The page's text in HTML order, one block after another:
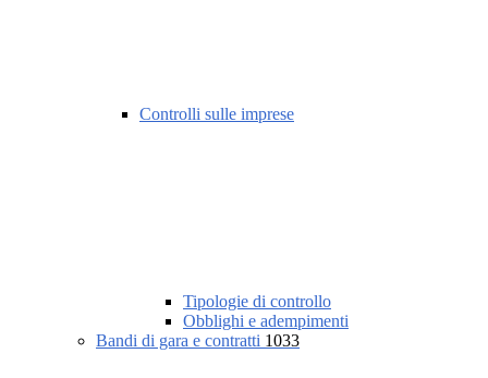
Controlli sulle imprese
Tipologie di controllo
Obblighi e adempimenti
Bandi di gara e contratti 1033